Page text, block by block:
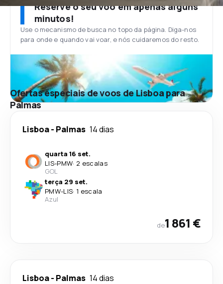
Reserve o seu voo em apenas alguns
minutos!
Use o mecanismo de busca no topo da página. Diga-nos
para onde e quando vai voar, e nós cuidaremos do resto.
Ofertas especiais de voos de Lisboa para
Palmas
Lisboa- Palmas 14 dias
quarta 16 set.
LIS-PMW· 2 escalas
GOL
terça 29 set.
PMW-LIS· 1 escala
Azul
de1 861 €
Lisboa- Palmas 14 dias